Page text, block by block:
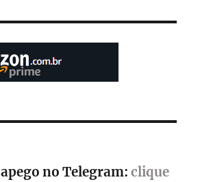
games
centenas
convidados
no Telegram: clique